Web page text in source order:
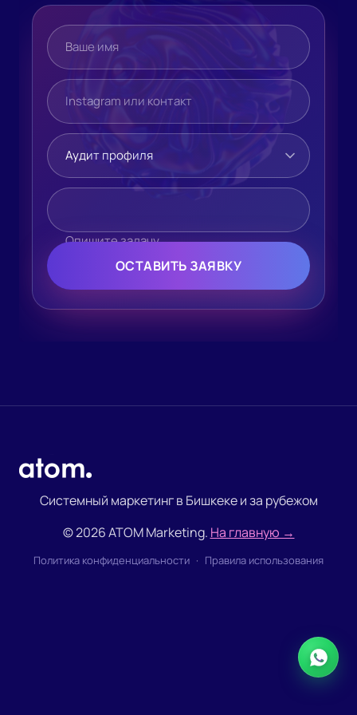
Ваше имя
Instagram или контакт
Какая нужна услуга
Опишите кратко задачу или Вашу проблему
Опишите задачу
ОСТАВИТЬ ЗАЯВКУ
Системный маркетинг в Бишкеке и за рубежом
© 2026 ATOM Marketing. На главную →
Политика конфиденциальности · Правила использования